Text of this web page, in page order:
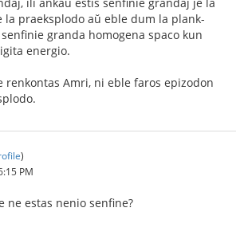
ili ankaŭ estis senfinie grandaj je la
la praeksplodo aŭ eble dum la plank-
granda homogena spaco kun
energio.
renkontas Amri, ni eble faros epizodon
)
PM
ne estas nenio senfine?